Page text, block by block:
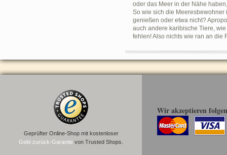
oder das Meer in der Nähe
So wie sich die Meeresbewohner
genießen oder etwa nicht?
auch andere karibische Tiere,
fehlen! Also nichts wie ran an die
Geprüfter Online-Shop mit kostenloser
Geld-zurück-Garantie von Trusted Shops.
Wir akzeptieren